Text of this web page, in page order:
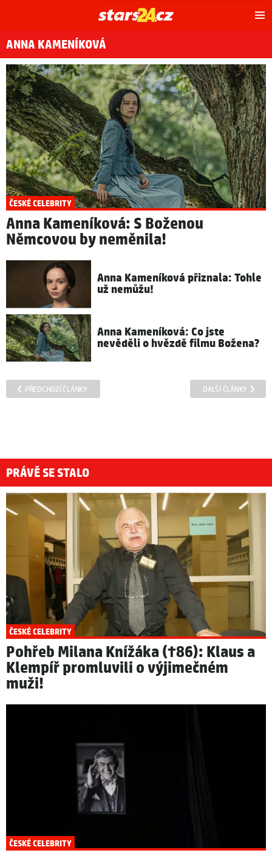
ANNA KAMENÍKOVÁ
ČESKÉ CELEBRITY
Anna Kameníková: S Boženou
Němcovou by neměnila!
Anna Kameníková přiznala: Tohle
už nemůžu!
Anna Kameníková: Co jste
nevěděli o hvězdě filmu Božena?
PŘEDCHOZÍ ČLÁNKY DALŠÍ ČLÁNKY
PRÁVĚ SE STALO
ČESKÉ CELEBRITY
Pohřeb Milana Knížáka (†86): Klaus a
Klempíř promluvili o výjimečném
muži!
ČESKÉ CELEBRITY